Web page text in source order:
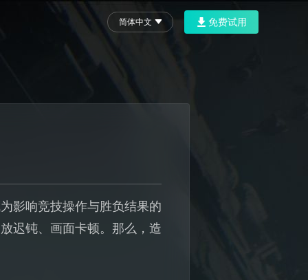
简体中文 免费试用
影响竞技操作与胜负结果的
迟钝、画面卡顿。那么，造